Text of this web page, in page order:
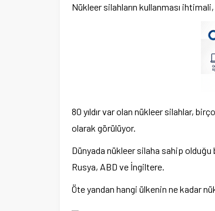
Nükleer silahların kullanması
80 yıldır var olan nükleer silahlar,
olarak görülüyor.
Dünyada nükleer silaha sahip
Rusya, ABD ve İngiltere.
Öte yandan hangi ülkenin ne kadar